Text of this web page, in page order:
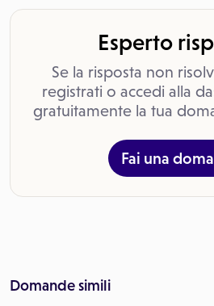
Esperto
Se la risposta non
registrati o accedi alla
gratuitamente la tua
Fai una
Domande simili